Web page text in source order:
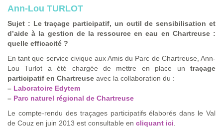
Ann-Lou TURLOT
Sujet : Le traçage participatif, un outil de sensibilisation et
d’aide à la gestion de la ressource en eau en Chartreuse :
quelle efficacité ?
En tant que service civique aux Amis du Parc de Chartreuse, Ann-
Lou Turlot a été chargée de mettre en place un traçage
participatif en Chartreuse avec la collaboration du :
– Laboratoire Edytem
– Parc naturel régional de Chartreuse
Le compte-rendu des traçages participatifs élaborés dans le Val
de Couz en juin 2013 est consultable en cliquant ici